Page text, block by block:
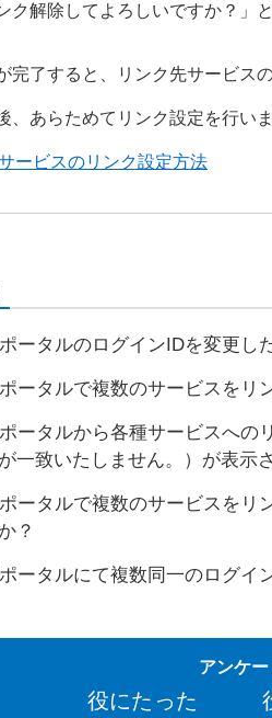
ク解除してよろしいですか？」
完了すると、リンク先サービス
、あらためてリンク設定を行いま
ービスのリンク設定方法
ータルのログインIDを変更し
ータルで複数のサービスをリ
ータルから各種サービスへ
一致いたしません。）が表示
ータルで複数のサービスをリ
？
ータルにて複数同一のログイ
アンケ
役にたった